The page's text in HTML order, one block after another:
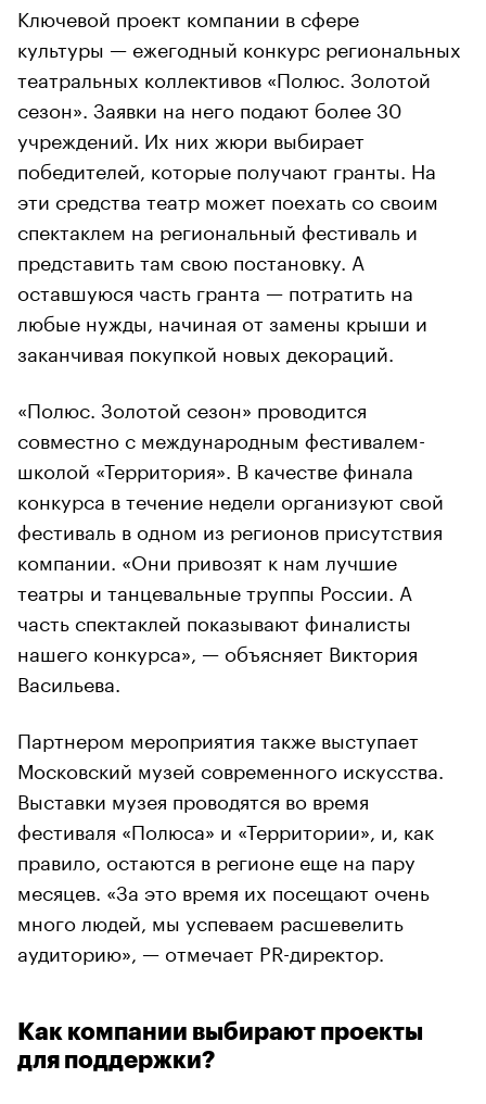
Ключевой проект компании в сфере
культуры — ежегодный конкурс региональных
театральных коллективов «Полюс. Золотой
сезон». Заявки на него подают более 30
учреждений. Их них жюри выбирает
победителей, которые получают гранты. На
эти средства театр может поехать со своим
спектаклем на региональный фестиваль и
представить там свою постановку. А
оставшуюся часть гранта — потратить на
любые нужды, начиная от замены крыши и
заканчивая покупкой новых декораций.
«Полюс. Золотой сезон» проводится
совместно с международным фестивалем-
школой «Территория». В качестве финала
конкурса в течение недели организуют свой
фестиваль в одном из регионов присутствия
компании. «Они привозят к нам лучшие
театры и танцевальные труппы России. А
часть спектаклей показывают финалисты
нашего конкурса», — объясняет Виктория
Васильева.
Партнером мероприятия также выступает
Московский музей современного искусства.
Выставки музея проводятся во время
фестиваля «Полюса» и «Территории», и, как
правило, остаются в регионе еще на пару
месяцев. «За это время их посещают очень
много людей, мы успеваем расшевелить
аудиторию», — отмечает PR-директор.
Как компании выбирают проекты
для поддержки?